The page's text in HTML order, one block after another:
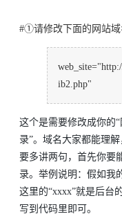
#①请修改下面的网站
ib2.php"
这个是需要修改成你的“
录”。域名大家都能理
要多讲两句，首先你要
录。举例说明：假如我
这里的“xxxx”就是后台
写到代码里即可。